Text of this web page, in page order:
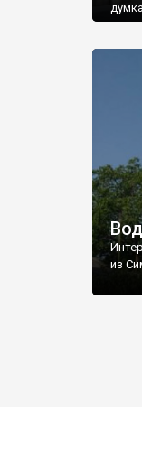
из